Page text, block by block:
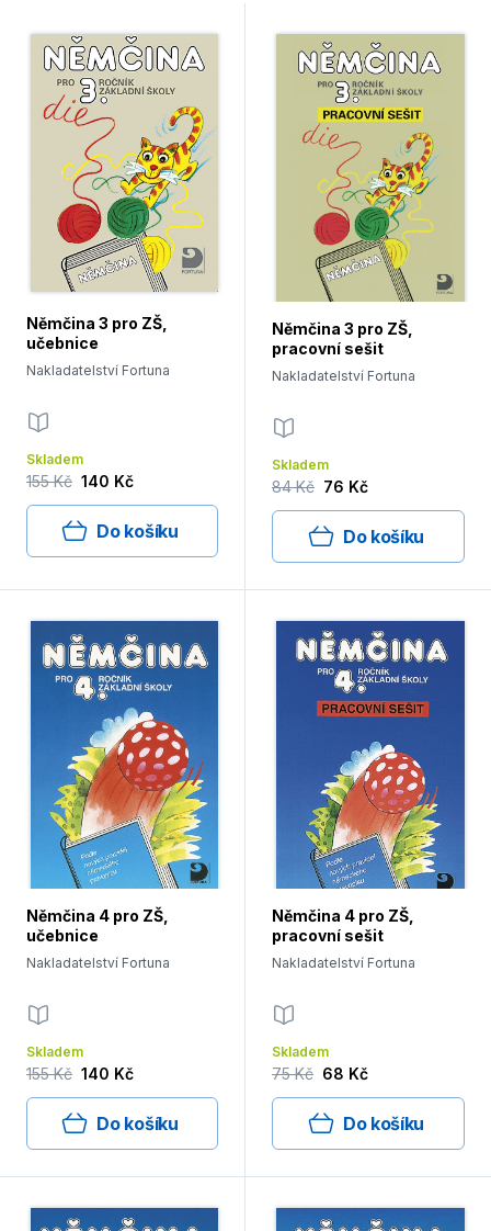
Němčina 3 pro ZŠ,
učebnice
Nakladatelství Fortuna
Skladem
155 Kč 140 Kč
Do košíku
Němčina 3 pro ZŠ,
pracovní sešit
Nakladatelství Fortuna
Skladem
84 Kč 76 Kč
Do košíku
Němčina 4 pro ZŠ,
učebnice
Nakladatelství Fortuna
Skladem
155 Kč 140 Kč
Do košíku
Němčina 4 pro ZŠ,
pracovní sešit
Nakladatelství Fortuna
Skladem
75 Kč 68 Kč
Do košíku